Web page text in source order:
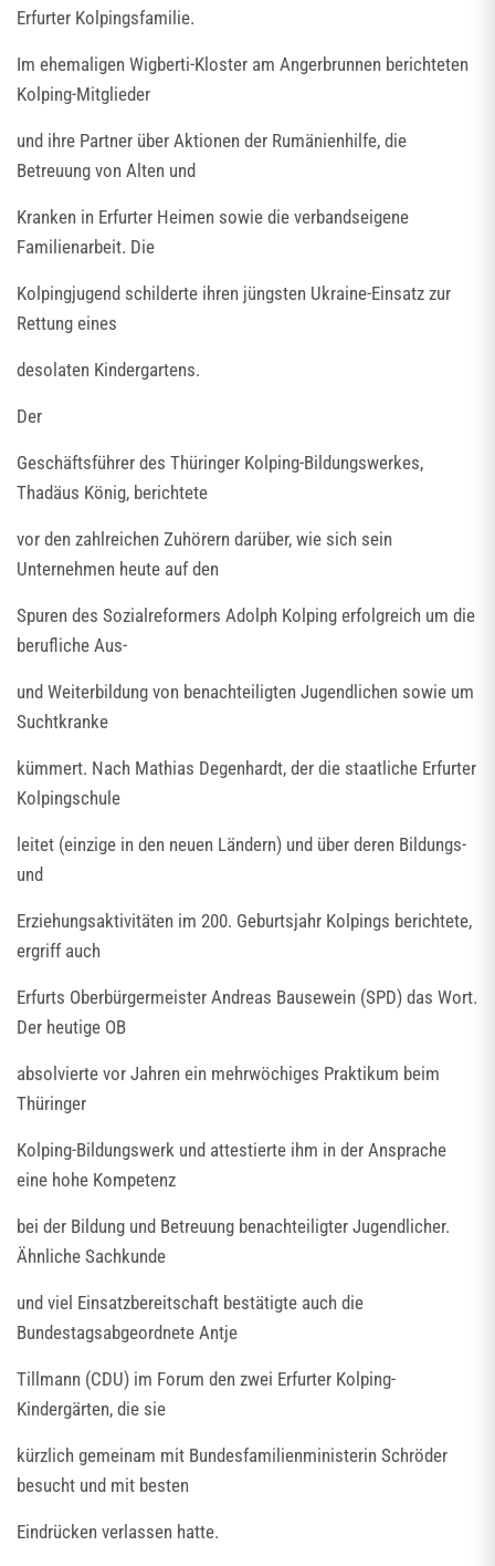
Erfurter Kolpingsfamilie.
Im ehemaligen Wigberti-Kloster am Angerbrunnen berichteten
Kolping-Mitglieder
und ihre Partner über Aktionen der Rumänienhilfe, die
Betreuung von Alten und
Kranken in Erfurter Heimen sowie die verbandseigene
Familienarbeit. Die
Kolpingjugend schilderte ihren jüngsten Ukraine-Einsatz zur
Rettung eines
desolaten Kindergartens.
Der
Geschäftsführer des Thüringer Kolping-Bildungswerkes,
Thadäus König, berichtete
vor den zahlreichen Zuhörern darüber, wie sich sein
Unternehmen heute auf den
Spuren des Sozialreformers Adolph Kolping erfolgreich um die
berufliche Aus-
und Weiterbildung von benachteiligten Jugendlichen sowie um
Suchtkranke
kümmert. Nach Mathias Degenhardt, der die staatliche Erfurter
Kolpingschule
leitet (einzige in den neuen Ländern) und über deren Bildungs-
und
Erziehungsaktivitäten im 200. Geburtsjahr Kolpings berichtete,
ergriff auch
Erfurts Oberbürgermeister Andreas Bausewein (SPD) das Wort.
Der heutige OB
absolvierte vor Jahren ein mehrwöchiges Praktikum beim
Thüringer
Kolping-Bildungswerk und attestierte ihm in der Ansprache
eine hohe Kompetenz
bei der Bildung und Betreuung benachteiligter Jugendlicher.
Ähnliche Sachkunde
und viel Einsatzbereitschaft bestätigte auch die
Bundestagsabgeordnete Antje
Tillmann (CDU) im Forum den zwei Erfurter Kolping-
Kindergärten, die sie
kürzlich gemeinam mit Bundesfamilienministerin Schröder
besucht und mit besten
Eindrücken verlassen hatte.